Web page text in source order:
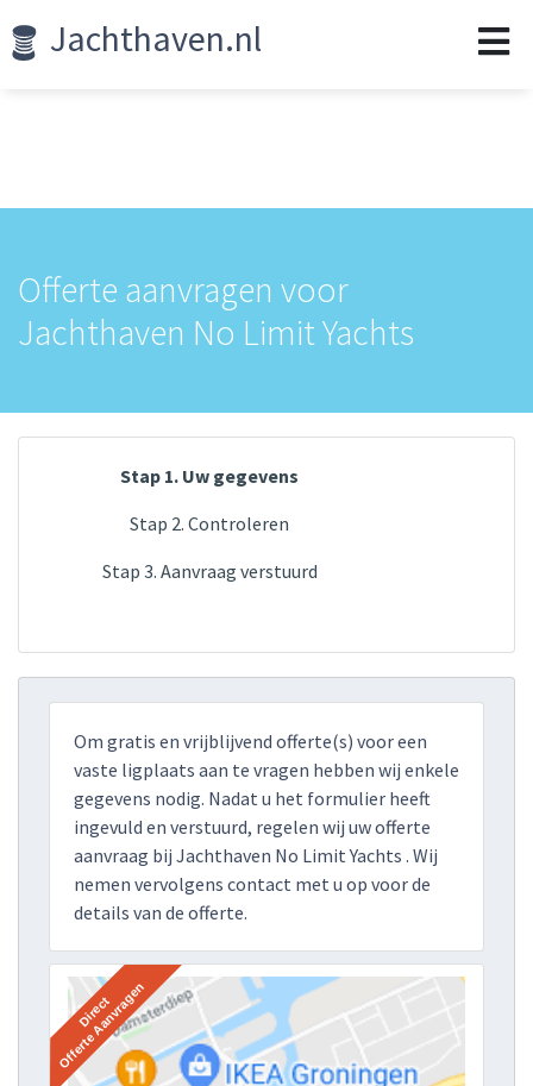
Jachthaven.nl
Offerte aanvragen voor
Jachthaven No Limit Yachts
Stap 1. Uw gegevens
Stap 2. Controleren
Stap 3. Aanvraag verstuurd
Om gratis en vrijblijvend offerte(s) voor een
vaste ligplaats aan te vragen hebben wij enkele
gegevens nodig. Nadat u het formulier heeft
ingevuld en verstuurd, regelen wij uw offerte
aanvraag bij Jachthaven No Limit Yachts . Wij
nemen vervolgens contact met u op voor de
details van de offerte.